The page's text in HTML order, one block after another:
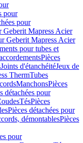
pour
pour
Geberit Mapress Acier
Geberit Mapress Acier
pour tubes et
Pièces
Joints d'étanchéitéJeux de
ThermTubes
ManchonsPièces
détachées pour
TésPièces
Pièces détachées pour
démontablesPièces
pour